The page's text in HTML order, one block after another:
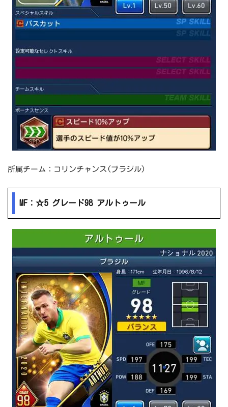
所属チーム：コリンチャンス(ブラジル)
MF：☆5 グレード98 アルトゥール